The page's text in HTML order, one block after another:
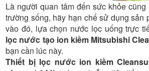
Là người quan tâm đến sức khỏe
trường sống, hãy hạn chế sử dụng sản
vào đó, lựa chọn nước lọc uống trực
lọc nước tạo ion kiềm Mitsubishi
bạn cần lúc này.
Thiết bị lọc nước ion kiềm